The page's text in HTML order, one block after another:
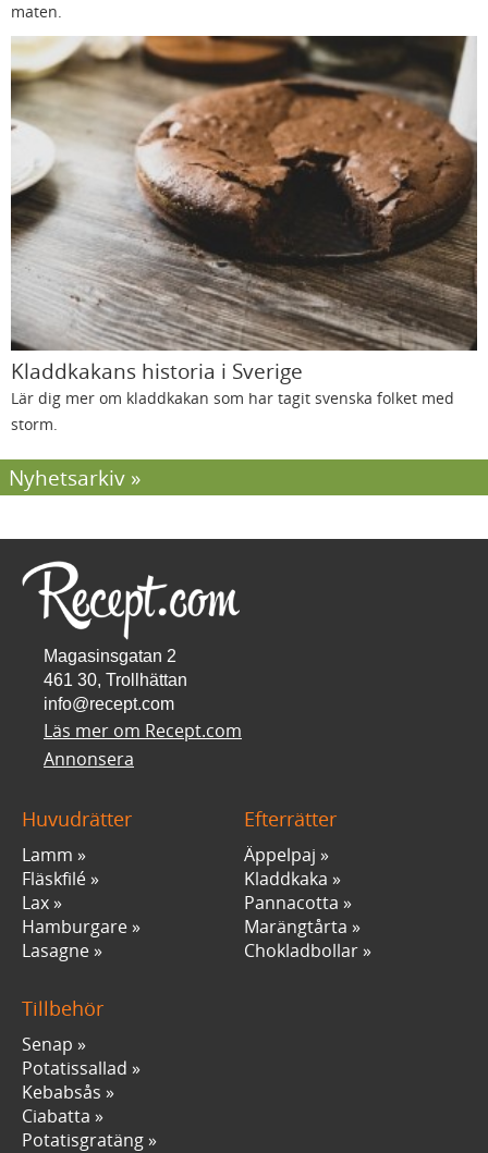
maten.
Kladdkakans historia i Sverige
Lär dig mer om kladdkakan som har tagit svenska folket med
storm.
Nyhetsarkiv
Magasinsgatan 2
461 30, Trollhättan
info@recept.com
Läs mer om Recept.com
Annonsera
Huvudrätter
Lamm
Fläskfilé
Lax
Hamburgare
Lasagne
Efterrätter
Äppelpaj
Kladdkaka
Pannacotta
Marängtårta
Chokladbollar
Tillbehör
Senap
Potatissallad
Kebabsås
Ciabatta
Potatisgratäng